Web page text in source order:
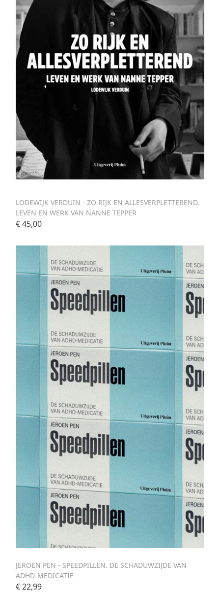
LODEWIJK VERDUIN - ZO RIJK EN ALLESVERPLETTEREND.
LEVEN EN WERK VAN NANNE TEPPER
€ 45,00
JEROEN PEN - SPEEDPILLEN. DE SCHADUWZIJDE VAN
ADHD-MEDICATIE
€ 22,99